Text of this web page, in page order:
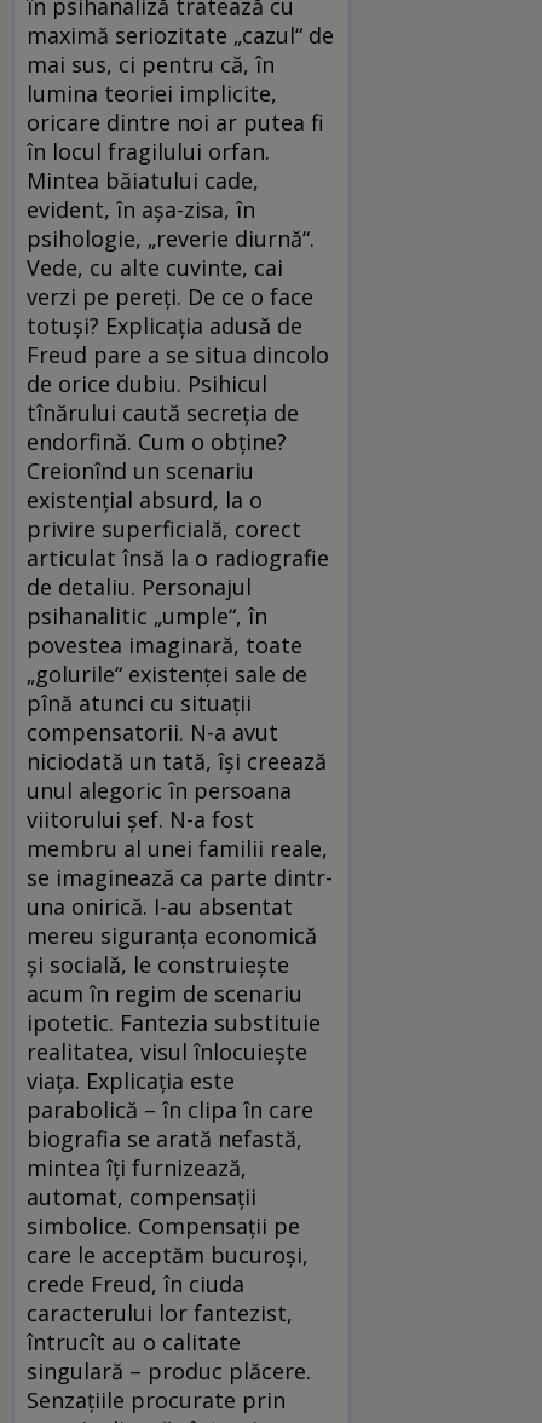
în psihanaliză tratează cu
maximă seriozitate „cazul“ de
mai sus, ci pentru că, în
lumina teoriei implicite,
oricare dintre noi ar putea fi
în locul fragilului orfan.
Mintea băiatului cade,
evident, în așa-zisa, în
psihologie, „reverie diurnă“.
Vede, cu alte cuvinte, cai
verzi pe pereți. De ce o face
totuși? Explicația adusă de
Freud pare a se situa dincolo
de orice dubiu. Psihicul
tînărului caută secreția de
endorfină. Cum o obține?
Creionînd un scenariu
existențial absurd, la o
privire superficială, corect
articulat însă la o radiografie
de detaliu. Personajul
psihanalitic „umple“, în
povestea imaginară, toate
„golurile“ existenței sale de
pînă atunci cu situații
compensatorii. N-a avut
niciodată un tată, își creează
unul alegoric în persoana
viitorului șef. N-a fost
membru al unei familii reale,
se imaginează ca parte dintr-
una onirică. I-au absentat
mereu siguranța economică
și socială, le construiește
acum în regim de scenariu
ipotetic. Fantezia substituie
realitatea, visul înlocuiește
viața. Explicația este
parabolică – în clipa în care
biografia se arată nefastă,
mintea îți furnizează,
automat, compensații
simbolice. Compensații pe
care le acceptăm bucuroși,
crede Freud, în ciuda
caracterului lor fantezist,
întrucît au o calitate
singulară – produc plăcere.
Senzațiile procurate prin